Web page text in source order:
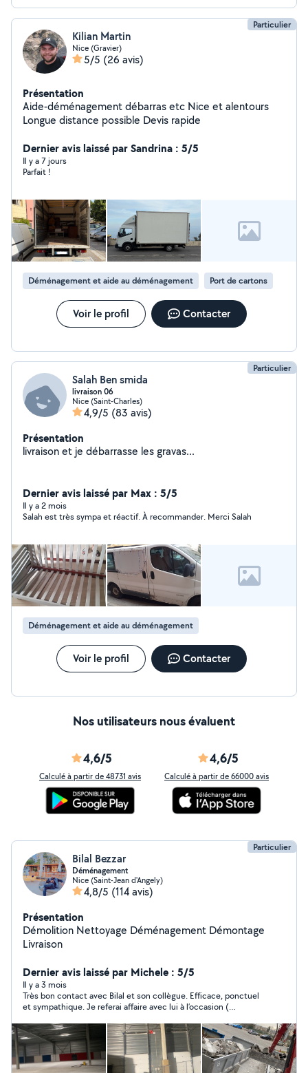
Particulier
Kilian Martin
Nice (Gravier)
5/5 (26 avis)
Présentation
Aide-déménagement débarras etc Nice et alentours
Longue distance possible Devis rapide
Dernier avis laissé par Sandrina : 5/5
Il y a 7 jours
Parfait !
Déménagement et aide au déménagement Port de cartons
Voir le profil Contacter
Particulier
Salah Ben smida
livraison 06
Nice (Saint-Charles)
4,9/5 (83 avis)
Présentation
livraison et je débarrasse les gravas...
Dernier avis laissé par Max : 5/5
Il y a 2 mois
Salah est très sympa et réactif. À recommander. Merci Salah
Déménagement et aide au déménagement
Voir le profil Contacter
Nos utilisateurs nous évaluent
4,6/5
Calculé à partir de 48731 avis
4,6/5
Calculé à partir de 66000 avis
Particulier
Bilal Bezzar
Déménagement
Nice (Saint-Jean d'Angely)
4,8/5 (114 avis)
Présentation
Démolition Nettoyage Déménagement Démontage
Livraison
Dernier avis laissé par Michele : 5/5
Il y a 3 mois
Très bon contact avec Bilal et son collègue. Efficace, ponctuel
et sympathique. Je referai affaire avec lui à l’occasion (